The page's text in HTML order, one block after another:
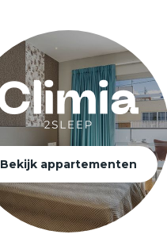
Bekijk appartementen